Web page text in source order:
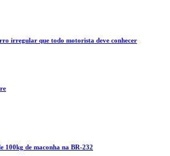
irregular que todo motorista deve conhecer
100kg de maconha na BR-232